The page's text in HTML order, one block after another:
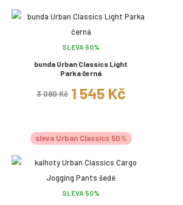
SLEVA 50%
bunda Urban Classics Light
Parka černá
3 090 Kč 1 545 Kč
sleva Urban Classics 50%
SLEVA 50%